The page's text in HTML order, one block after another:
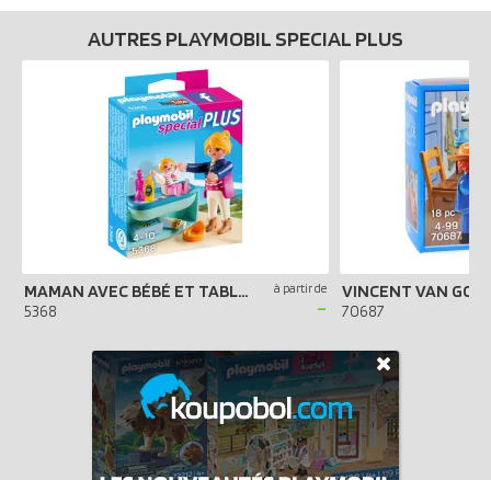
AUTRES PLAYMOBIL SPECIAL PLUS
MAMAN AVEC BÉBÉ ET TABLE À LANGER
5368
à partir de
- 70687